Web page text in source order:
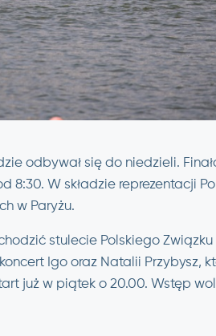
odbywał się do niedzieli.
W składzie reprezentacji
w Paryżu.
stulecie Polskiego Związku
Igo oraz Natalii Przybysz,
już w piątek o 20.00. Wstęp